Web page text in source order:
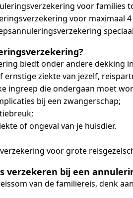
voor families
voor maximaal
biedt onder andere dekking
ernstige ziekte van jezelf,
ingreep die ondergaan moet
bij een zwangerschap;
of ongeval van je huisdier.
voor grote
verzekeren bij een
van de familiereis, denk